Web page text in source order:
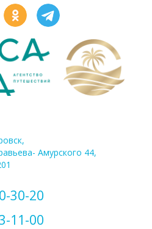
Амурского 44,
30-20
11-00